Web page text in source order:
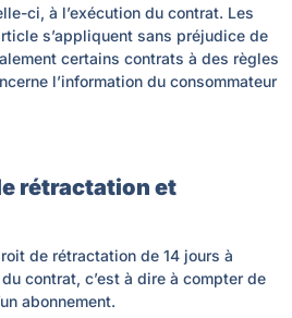
ci, à l’exécution du contrat. Les
s’appliquent sans préjudice de
certains contrats à des règles
l’information du consommateur
rétractation et
de rétractation de 14 jours à
contrat, c’est à dire à compter de
abonnement.